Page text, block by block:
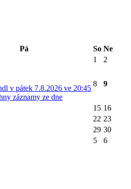
Pá So Ne
1 2
v pátek 7.8.2026 ve 20:45
záznamy ze dne
8 9
15 16
22 23
29 30
5 6